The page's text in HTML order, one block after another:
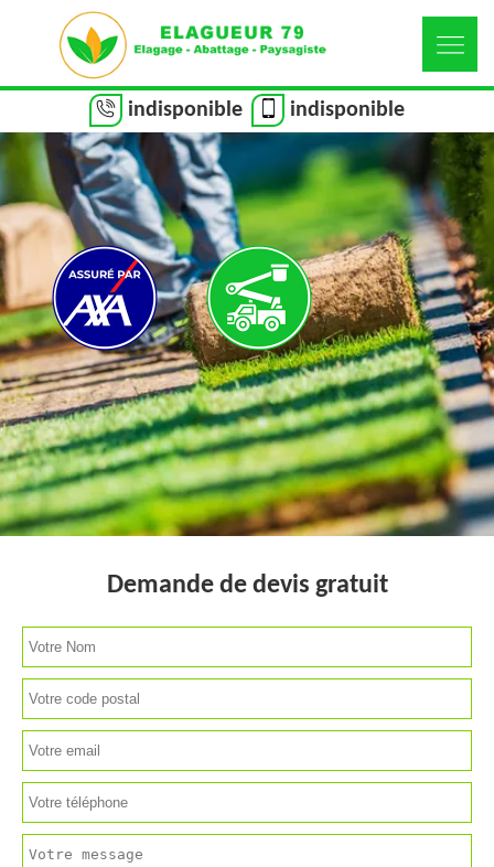
indisponible indisponible
Demande de devis gratuit